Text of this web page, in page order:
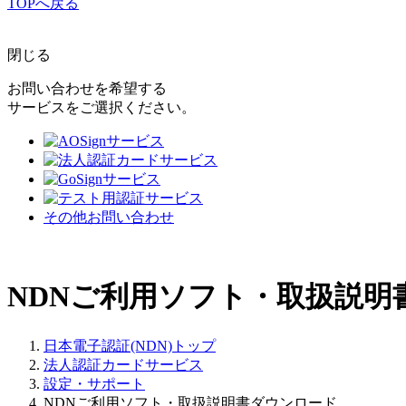
TOPへ戻る
閉じる
お問い合わせを希望する
サービスをご選択ください。
その他お問い合わせ
NDNご利用ソフト・取扱説明
日本電子認証(NDN)トップ
法人認証カードサービス
設定・サポート
NDNご利用ソフト・取扱説明書ダウンロード